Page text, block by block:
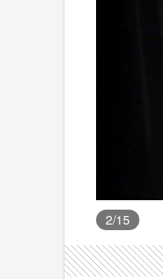
2/15